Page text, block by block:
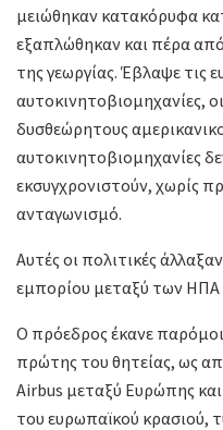
μειώθηκαν κατακόρυφα
εξαπλώθηκαν και πέρα
της γεωργίας. Έβλαψε τις
αυτοκινητοβιομηχανίες,
δυσθεώρητους
αυτοκινητοβιομηχανίες
εκσυγχρονιστούν, χωρίς
ανταγωνισμό.
Αυτές οι πολιτικές
εμπορίου μεταξύ των ΗΠΑ
Ο πρόεδρος έκανε
πρώτης του θητείας, ως
Airbus μεταξύ Ευρώπης
του ευρωπαϊκού κρασιού,